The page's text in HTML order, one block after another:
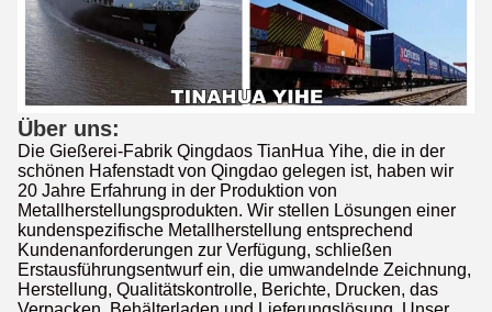
Über uns:
Die Gießerei-Fabrik Qingdaos TianHua Yihe, die in der
schönen Hafenstadt von Qingdao gelegen ist, haben wir
20 Jahre Erfahrung in der Produktion von
Metallherstellungsprodukten. Wir stellen Lösungen einer
kundenspezifische Metallherstellung entsprechend
Kundenanforderungen zur Verfügung, schließen
Erstausführungsentwurf ein, die umwandelnde Zeichnung,
Herstellung, Qualitätskontrolle, Berichte, Drucken, das